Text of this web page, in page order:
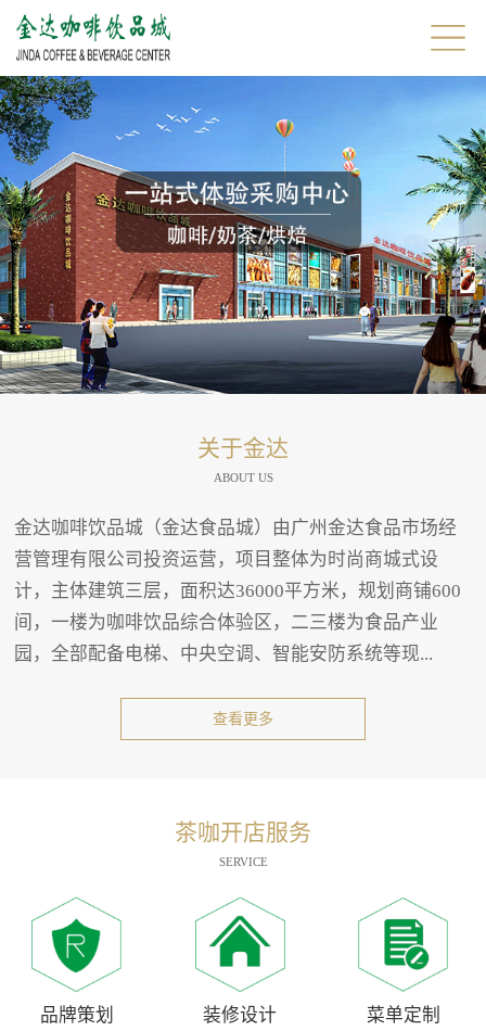
关于金达
ABOUT US
金达咖啡饮品城（金达食品城）由广州金达食品市场经
营管理有限公司投资运营，项目整体为时尚商城式设
计，主体建筑三层，面积达36000平方米，规划商铺600
间，一楼为咖啡饮品综合体验区，二三楼为食品产业
园，全部配备电梯、中央空调、智能安防系统等现...
查看更多
茶咖开店服务
SERVICE
品牌策划 装修设计 菜单定制